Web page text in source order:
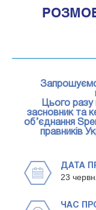
Цього разу
засновник та
об’єднання
правників
ДАТА
23
ЧАС